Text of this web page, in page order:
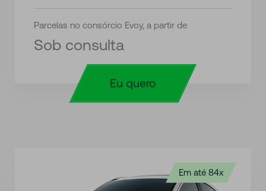
Parcelas no consórcio Evoy, a partir de
Sob consulta
Eu quero
Em até 84x